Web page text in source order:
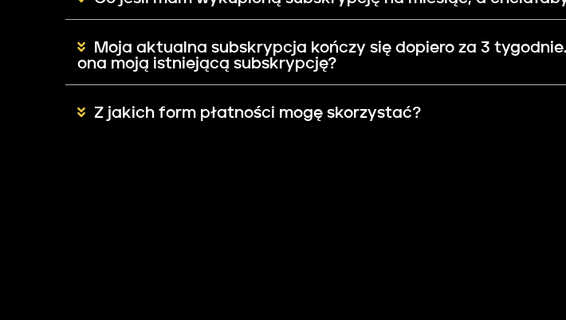
Moja aktualna subskrypcja kończy się dopiero za 3
ona moją istniejącą subskrypcję?
Z jakich form płatności mogę skorzystać?